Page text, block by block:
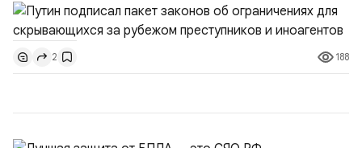
водительских прав;Запрет регистрации транспортных
средств и на заключение сделок по
доверенности;Отказ в заключении кредитного
договора, предоставлении государственных и
2 188